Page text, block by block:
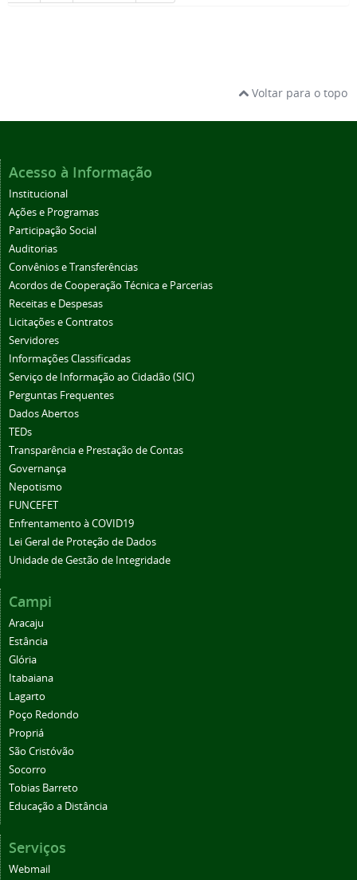
Voltar para o topo
Acesso à Informação
Institucional
Ações e Programas
Participação Social
Auditorias
Convênios e Transferências
Acordos de Cooperação Técnica e Parcerias
Receitas e Despesas
Licitações e Contratos
Servidores
Informações Classificadas
Serviço de Informação ao Cidadão (SIC)
Perguntas Frequentes
Dados Abertos
TEDs
Transparência e Prestação de Contas
Governança
Nepotismo
FUNCEFET
Enfrentamento à COVID19
Lei Geral de Proteção de Dados
Unidade de Gestão de Integridade
Campi
Aracaju
Estância
Glória
Itabaiana
Lagarto
Poço Redondo
Propriá
São Cristóvão
Socorro
Tobias Barreto
Educação a Distância
Serviços
Webmail